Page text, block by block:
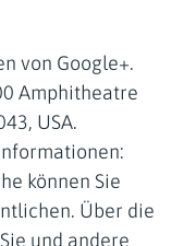
von Google+.
Amphitheatre
USA.
können Sie
Über die
und andere